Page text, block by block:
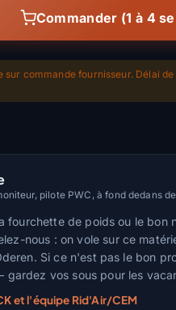
Commander (1 à 4
sur commande fournisseur. Délai de
pilote PWC, à fond dedans
fourchette de poids ou le bon
nous : on vole sur ce
Si ce n'est pas le bon
gardez vos sous pour les
et l'équipe Rid'Air/CEM